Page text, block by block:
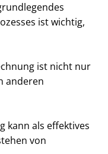
ist wichtig,
ist nicht nur
anderen
kann als effektives
von